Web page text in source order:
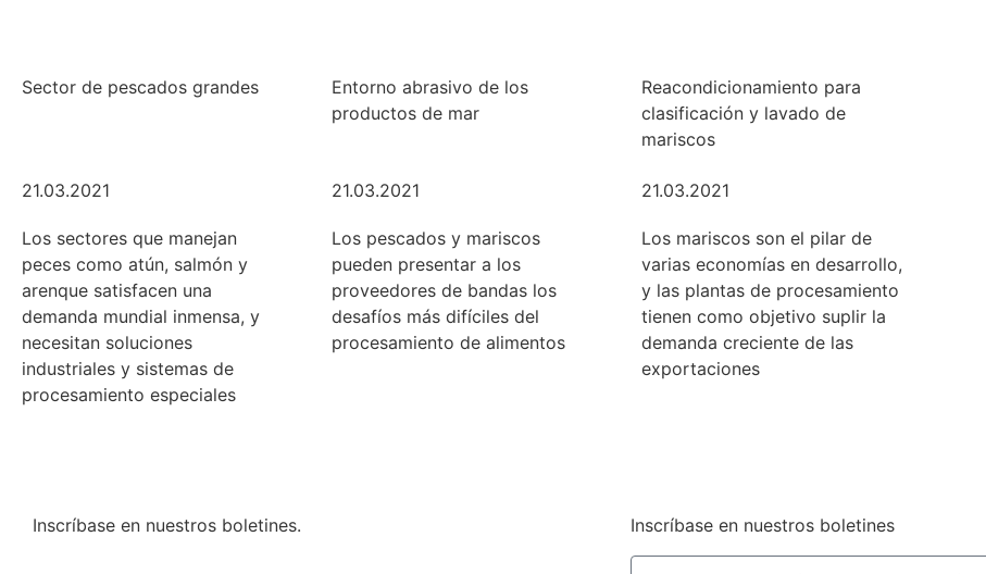
Sector de pescados grandes
21.03.2021
Los sectores que manejan
peces como atún, salmón y
arenque satisfacen una
demanda mundial inmensa, y
necesitan soluciones
industriales y sistemas de
procesamiento especiales
Entorno abrasivo de los
productos de mar
21.03.2021
Los pescados y mariscos
pueden presentar a los
proveedores de bandas los
desafíos más difíciles del
procesamiento de alimentos
Reacondicionamiento para
clasificación y lavado de
mariscos
21.03.2021
Los mariscos son el pilar de
varias economías en desarrollo,
y las plantas de procesamiento
tienen como objetivo suplir la
demanda creciente de las
exportaciones
Inscríbase en nuestros boletines. Inscríbase en nuestros boletines